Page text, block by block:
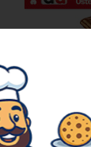
Präsent